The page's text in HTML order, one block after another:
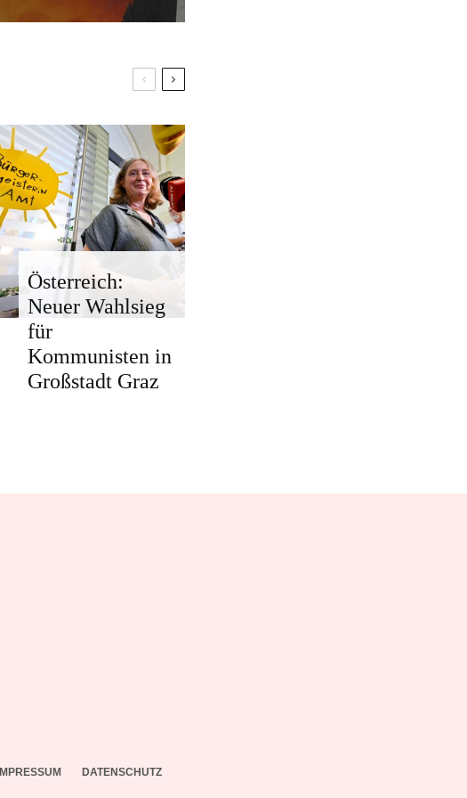
Österreich:
Neuer Wahlsieg
für
Kommunisten in
Großstadt Graz
IMPRESSUM DATENSCHUTZ